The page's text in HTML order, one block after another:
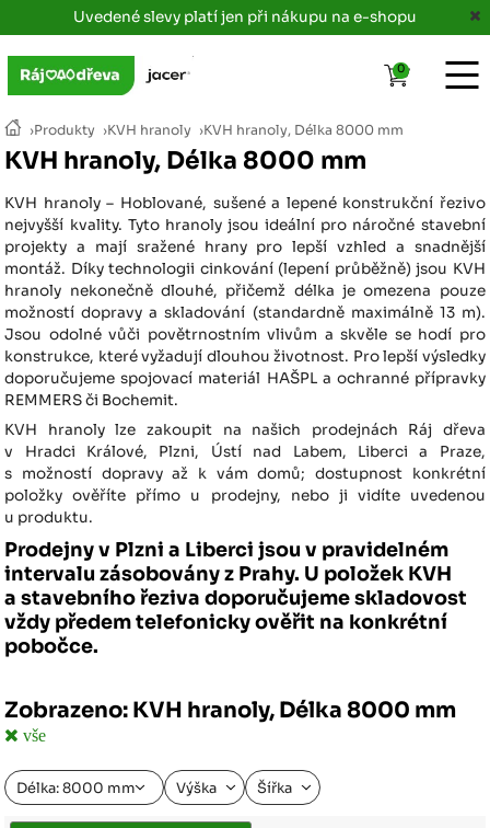
Uvedené slevy platí jen při nákupu na e-shopu
›Produkty ›KVH hranoly ›KVH hranoly, Délka 8000 mm
KVH hranoly, Délka 8000 mm
KVH hranoly – Hoblované, sušené a lepené konstrukční řezivo
nejvyšší kvality. Tyto hranoly jsou ideální pro náročné stavební
projekty a mají sražené hrany pro lepší vzhled a snadnější
montáž. Díky technologii cinkování (lepení průběžně) jsou KVH
hranoly nekonečně dlouhé, přičemž délka je omezena pouze
možností dopravy a skladování (standardně maximálně 13 m).
Jsou odolné vůči povětrnostním vlivům a skvěle se hodí pro
konstrukce, které vyžadují dlouhou životnost. Pro lepší výsledky
doporučujeme spojovací materiál HAŠPL a ochranné přípravky
REMMERS či Bochemit.
KVH hranoly lze zakoupit na našich prodejnách Ráj dřeva
v Hradci Králové, Plzni, Ústí nad Labem, Liberci a Praze,
s možností dopravy až k vám domů; dostupnost konkrétní
položky ověříte přímo u prodejny, nebo ji vidíte uvedenou
u produktu.
Prodejny v Plzni a Liberci jsou v pravidelném
intervalu zásobovány z Prahy. U položek KVH
a stavebního řeziva doporučujeme skladovost
vždy předem telefonicky ověřit na konkrétní
pobočce.
Zobrazeno: KVH hranoly, Délka 8000 mm
vše
Délka: 8000 mm Výška Šířka
0